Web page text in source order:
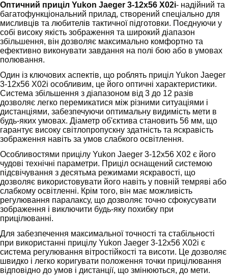
Оптичний приціл Yukon Jaeger 3-12x56 X02і- надійний та
багатофункціональний прилад, створений спеціально для
мисливців та любителів тактичної підготовки. Поєднуючи у
собі високу якість зображення та широкий діапазон
збільшення, він дозволяє максимально комфортно та
ефективно виконувати завдання на полі бою або в умовах
полювання.
Один із ключових аспектів, що роблять приціл Yukon Jaeger
3-12x56 X02і особливим, це його оптичні характеристики.
Система збільшення з діапазоном від 3 до 12 разів
дозволяє легко перемикатися між різними ситуаціями і
дистанціями, забезпечуючи оптимальну видимість мети в
будь-яких умовах. Діаметр об'єктива становить 56 мм, що
гарантує високу світлопропускну здатність та яскравість
зображення навіть за умов слабкого освітлення.
Особливостями прицілу Yukon Jaeger 3-12x56 X02 є його
чудові технічні параметри. Приціл оснащений системою
підсвічування з десятьма режимами яскравості, що
дозволяє використовувати його навіть у повній темряві або
слабкому освітленні. Крім того, він має можливість
регулювання паралаксу, що дозволяє точно сфокусувати
зображення і виключити будь-яку похибку при
прицілюванні.
Для забезпечення максимальної точності та стабільності
при використанні прицілу Yukon Jaeger 3-12x56 X02і є
система регулювання вітростійкості та висоти. Це дозволяє
швидко і легко коригувати положення точки прицілювання
відповідно до умов і дистанції, що змінюються, до мети.